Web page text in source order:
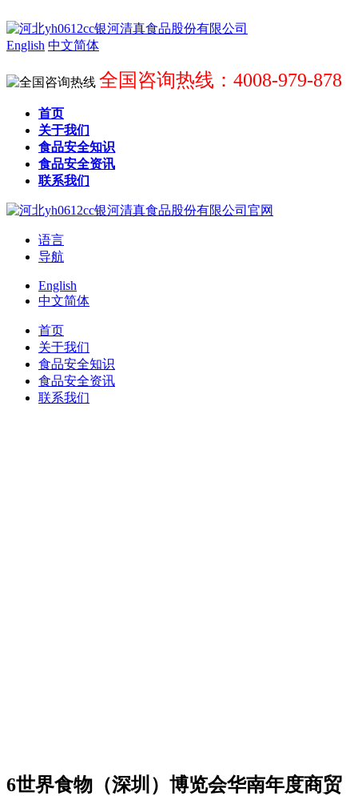
English 中文简体
全国咨询热线：4008-979-878
首页
关于我们
食品安全知识
食品安全资讯
联系我们
语言
导航
English
中文简体
首页
关于我们
食品安全知识
食品安全资讯
联系我们
6世界食物（深圳）博览会华南年度商贸